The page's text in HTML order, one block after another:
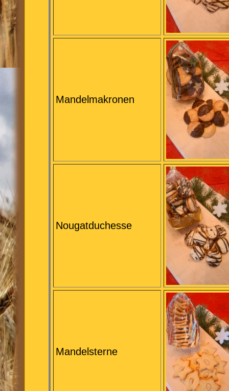
Mandelmakronen
Nougatduchesse
Mandelsterne